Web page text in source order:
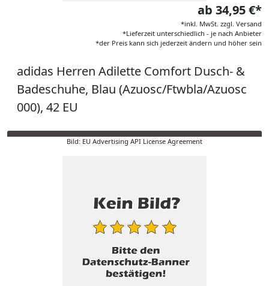
ab 34,95 €*
*inkl. MwSt. zzgl. Versand
*Lieferzeit unterschiedlich - je nach Anbieter
*der Preis kann sich jederzeit ändern und höher sein
adidas Herren Adilette Comfort Dusch- &
Badeschuhe, Blau (Azuosc/Ftwbla/Azuosc
000), 42 EU
Bild: EU Advertising API License Agreement